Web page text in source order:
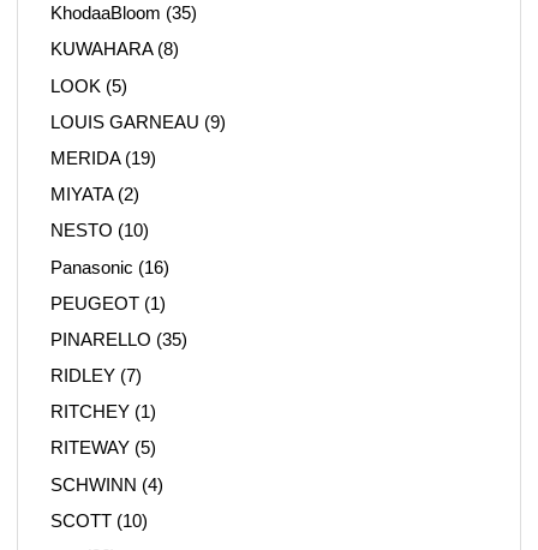
KhodaaBloom (35)
KUWAHARA(8)
LOOK (5)
LOUIS GARNEAU (9)
MERIDA(19)
MIYATA(2)
NESTO (10)
Panasonic (16)
PEUGEOT (1)
PINARELLO (35)
RIDLEY (7)
RITCHEY (1)
RITEWAY (5)
SCHWINN (4)
SCOTT (10)